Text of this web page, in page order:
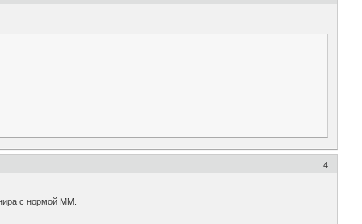
4
с нормой ММ.